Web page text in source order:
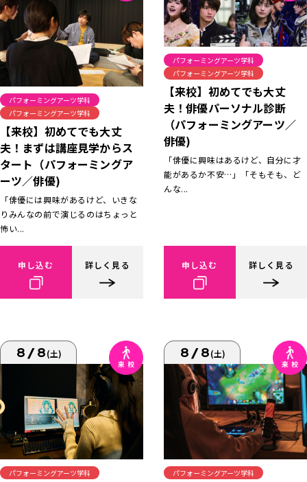
パフォーミングアーツ学科
パフォーミングアーツ学科
【来校】初めてでも大丈
夫！まずは講座見学からス
タート（パフォーミングア
ーツ／俳優)
「俳優には興味があるけど、いきな
りみんなの前で演じるのはちょっと
怖い...
申し込む 詳しく見る
パフォーミングアーツ学科
パフォーミングアーツ学科
【来校】初めてでも大丈
夫！俳優パーソナル診断
（パフォーミングアーツ／
俳優)
「俳優に興味はあるけど、自分に才
能があるか不安…」「そもそも、ど
んな...
申し込む 詳しく見る
8/8(土)
パフォーミングアーツ学科
8/8(土)
パフォーミングアーツ学科